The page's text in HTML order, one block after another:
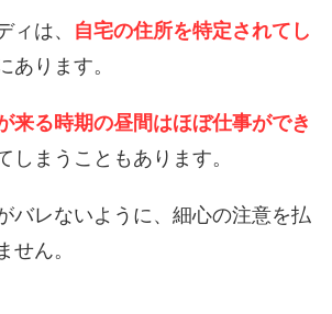
ィは、 自宅の住所を特定されてし
あります。
来る時期の昼間はほぼ仕事ができ
しまうこともあります。
バレないように、細心の注意を払
せん。